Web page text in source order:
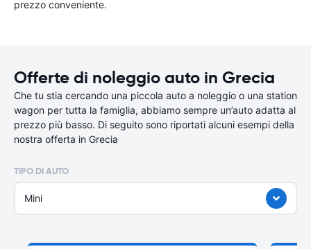
prezzo conveniente.
Offerte di noleggio auto in Grecia
Che tu stia cercando una piccola auto a noleggio o una station
wagon per tutta la famiglia, abbiamo sempre un’auto adatta al
prezzo più basso. Di seguito sono riportati alcuni esempi della
nostra offerta in Grecia
TIPO DI AUTO
Mini